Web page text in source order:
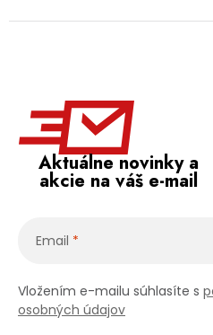
Aktuálne novinky a
akcie na váš e-mail
Email
Vložením e-mailu súhlasíte s
osobných údajov